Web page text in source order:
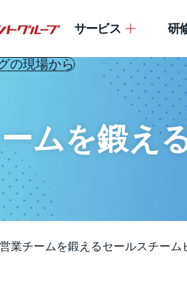
サービス 研
の現場から
ムを鍛え
営業チームを鍛えるセールスチー